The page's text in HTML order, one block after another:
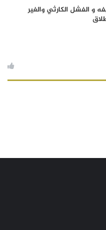
و الفشل الكارثي والغير